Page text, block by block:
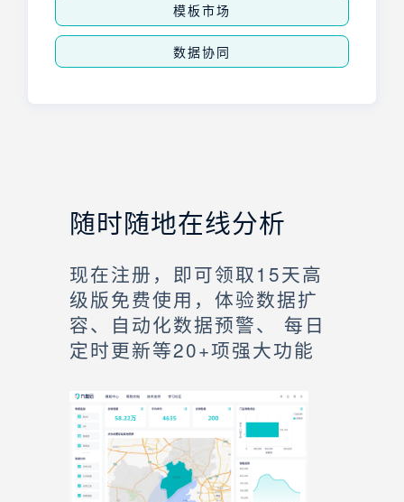
模板市场
数据协同
随时随地在线分析
现在注册，即可领取15天高
级版免费使用，体验数据扩
容、自动化数据预警、 每日
定时更新等20+项强大功能